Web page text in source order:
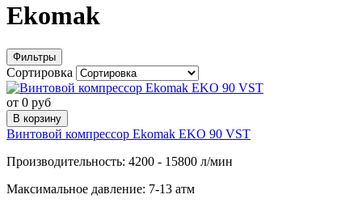
Ekomak
Фильтры
Сортировка
от 0 руб
В корзину
Винтовой компрессор Ekomak EKO 90 VST
Производительность: 4200 - 15800 л/мин
Максимальное давление: 7-13 атм